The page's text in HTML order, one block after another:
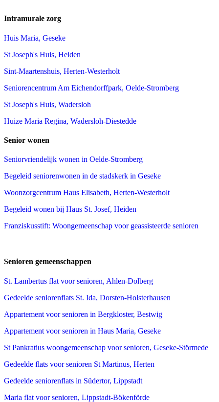
Intramurale zorg
Huis Maria, Geseke
St Joseph's Huis, Heiden
Sint-Maartenshuis, Herten-Westerholt
Seniorencentrum Am Eichendorffpark, Oelde-Stromberg
St Joseph's Huis, Wadersloh
Huize Maria Regina, Wadersloh-Diestedde
Senior wonen
Seniorvriendelijk wonen in Oelde-Stromberg
Begeleid seniorenwonen in de stadskerk in Geseke
Woonzorgcentrum Haus Elisabeth, Herten-Westerholt
Begeleid wonen bij Haus St. Josef, Heiden
Franziskusstift: Woongemeenschap voor geassisteerde senioren
Senioren gemeenschappen
St. Lambertus flat voor senioren, Ahlen-Dolberg
Gedeelde seniorenflats St. Ida, Dorsten-Holsterhausen
Appartement voor senioren in Bergkloster, Bestwig
Appartement voor senioren in Haus Maria, Geseke
St Pankratius woongemeenschap voor senioren, Geseke-Störmede
Gedeelde flats voor senioren St Martinus, Herten
Gedeelde seniorenflats in Südertor, Lippstadt
Maria flat voor senioren, Lippstadt-Bökenförde